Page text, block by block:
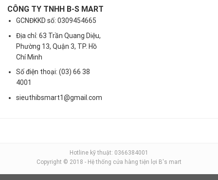
CÔNG TY TNHH B-S MART
GCNĐKKD số: 0309454665
Địa chỉ: 63 Trần Quang Diệu,
Phường 13, Quận 3, TP. Hồ
Chí Minh
Số điện thoại: (03) 66 38
4001
sieuthibsmart1@gmail.com
Hotline kỹ thuật: 0366384001
Copyright © 2018 - Hệ thống cửa hàng tiện lợi B's mart